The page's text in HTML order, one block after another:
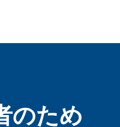
のため